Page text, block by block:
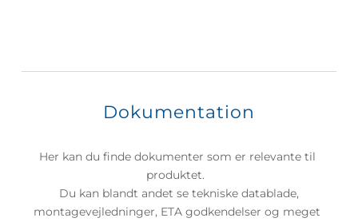
Dokumentation
Her kan du finde dokumenter som er relevante til
produktet.
montagevejledninger, ETA godkendelser og meget